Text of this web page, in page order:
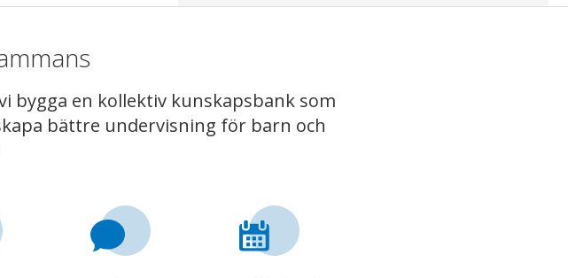
bygga en kollektiv kunskapsbank som
bättre undervisning för barn och